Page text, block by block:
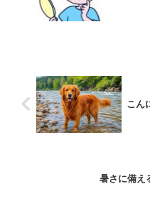
こん
暑さに備え